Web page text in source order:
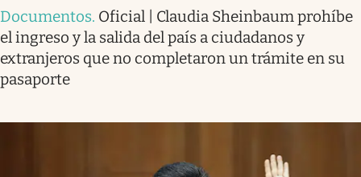
Documentos. Oficial | Claudia Sheinbaum prohíbe
el ingreso y la salida del país a ciudadanos y
extranjeros que no completaron un trámite en su
pasaporte